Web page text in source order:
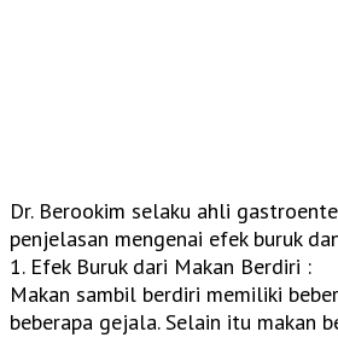
Dr. Berookim selaku ahli
penjelasan mengenai efek buruk
1. Efek Buruk dari Makan Berdiri :
Makan sambil berdiri memiliki
beberapa gejala. Selain itu makan